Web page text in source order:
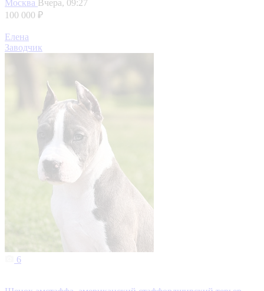
Москва Вчера, 09:27
100 000 ₽
Елена
Заводчик
6